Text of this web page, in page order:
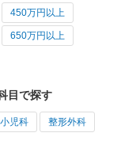
450万円以上
650万円以上
目で探す
小児科 整形外科